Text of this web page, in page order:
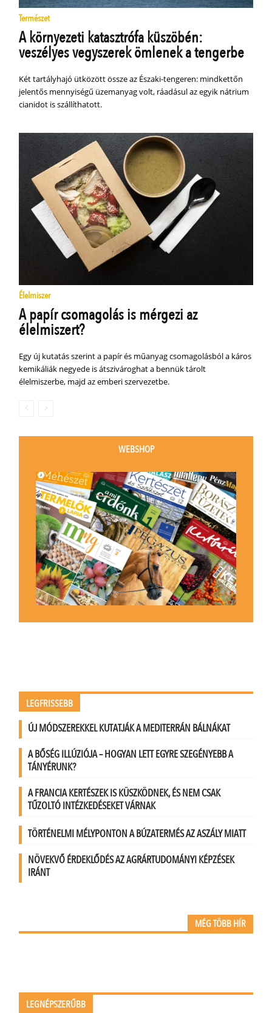
Természet
A környezeti katasztrófa küszöbén:
veszélyes vegyszerek ömlenek a tengerbe
Két tartályhajó ütközött össze az Északi-tengeren: mindkettőn
jelentős mennyiségű üzemanyag volt, ráadásul az egyik nátrium
cianidot is szállíthatott.
Élelmiszer
A papír csomagolás is mérgezi az
élelmiszert?
Egy új kutatás szerint a papír és műanyag csomagolásból a káros
kemikáliák negyede is átszivároghat a bennük tárolt
élelmiszerbe, majd az emberi szervezetbe.
WEBSHOP
LEGFRISSEBB
ÚJ MÓDSZEREKKEL KUTATJÁK A MEDITERRÁN BÁLNÁKAT
A BŐSÉG ILLÚZIÓJA – HOGYAN LETT EGYRE SZEGÉNYEBB A
TÁNYÉRUNK?
A FRANCIA KERTÉSZEK IS KÜSZKÖDNEK, ÉS NEM CSAK
TŰZOLTÓ INTÉZKEDÉSEKET VÁRNAK
TÖRTÉNELMI MÉLYPONTON A BÚZATERMÉS AZ ASZÁLY MIATT
NÖVEKVŐ ÉRDEKLŐDÉS AZ AGRÁRTUDOMÁNYI KÉPZÉSEK
IRÁNT
MÉG TÖBB HÍR
LEGNÉPSZERŰBB